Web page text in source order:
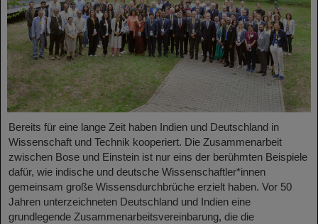
Bereits für eine lange Zeit haben Indien und Deutschland in
Wissenschaft und Technik kooperiert. Die Zusammenarbeit
zwischen Bose und Einstein ist nur eins der berühmten Beispiele
dafür, wie indische und deutsche Wissenschaftler*innen
gemeinsam große Wissensdurchbrüche erzielt haben. Vor 50
Jahren unterzeichneten Deutschland und Indien eine
grundlegende Zusammenarbeitsvereinbarung, die die